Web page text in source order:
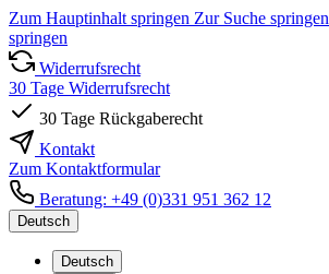
Zum Hauptinhalt springen Zur Suche springen
springen
Widerrufsrecht
30 Tage Widerrufsrecht
30 Tage Rückgaberecht
Kontakt
Zum Kontaktformular
Beratung: +49 (0)331 951 362 12
Deutsch
Deutsch